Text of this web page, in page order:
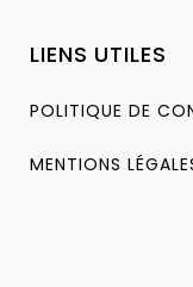
LIENS UTILES
POLITIQUE DE
MENTIONS